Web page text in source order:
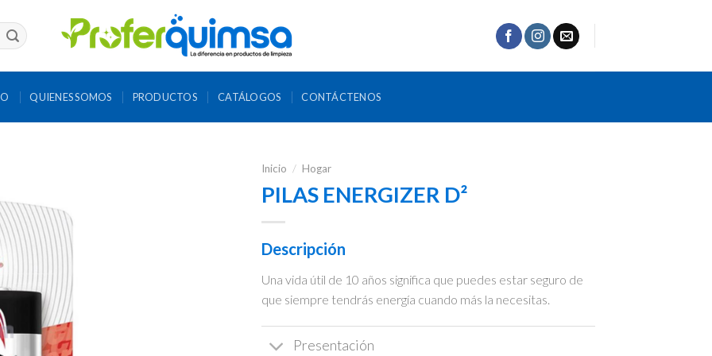
QUIENES SOMOS PRODUCTOS CATÁLOGOS CONTÁCTENOS
Inicio / Hogar
PILAS ENERGIZER D²
Descripción
Una vida útil de 10 años significa que puedes estar seguro de
que siempre tendrás energía cuando más la necesitas.
Presentación